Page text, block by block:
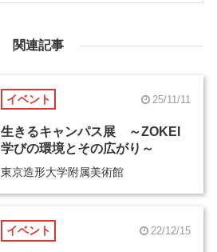
関連記事
イベント 25/11/11
生きるキャンパス展 ～ZOKEI
学びの環境とその広がり～
東京造形大学附属美術館
イベント 22/12/15